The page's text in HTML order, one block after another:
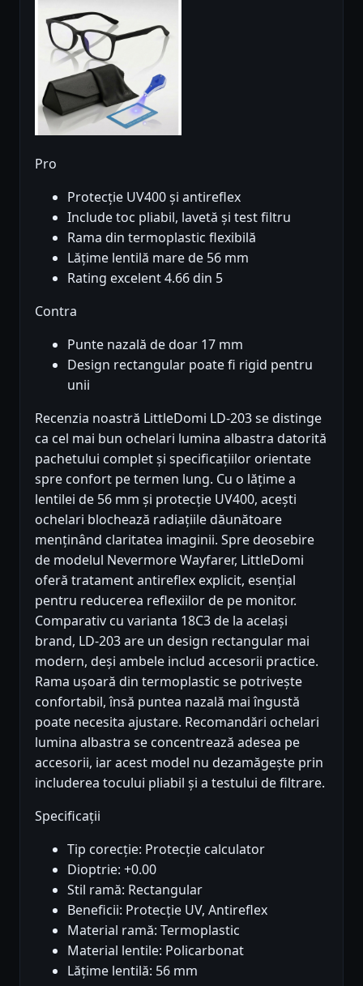
Pro
Protecție UV400 și antireflex
Include toc pliabil, lavetă și test filtru
Rama din termoplastic flexibilă
Lățime lentilă mare de 56 mm
Rating excelent 4.66 din 5
Contra
Punte nazală de doar 17 mm
Design rectangular poate fi rigid pentru
unii
Recenzia noastră LittleDomi LD-203 se distinge
ca cel mai bun ochelari lumina albastra datorită
pachetului complet și specificațiilor orientate
spre confort pe termen lung. Cu o lățime a
lentilei de 56 mm și protecție UV400, acești
ochelari blochează radiațiile dăunătoare
menținând claritatea imaginii. Spre deosebire
de modelul Nevermore Wayfarer, LittleDomi
oferă tratament antireflex explicit, esențial
pentru reducerea reflexiilor de pe monitor.
Comparativ cu varianta 18C3 de la același
brand, LD-203 are un design rectangular mai
modern, deși ambele includ accesorii practice.
Rama ușoară din termoplastic se potrivește
confortabil, însă puntea nazală mai îngustă
poate necesita ajustare. Recomandări ochelari
lumina albastra se concentrează adesea pe
accesorii, iar acest model nu dezamăgește prin
includerea tocului pliabil și a testului de filtrare.
Specificații
Tip corecție: Protecție calculator
Dioptrie: +0.00
Stil ramă: Rectangular
Beneficii: Protecție UV, Antireflex
Material ramă: Termoplastic
Material lentile: Policarbonat
Lățime lentilă: 56 mm